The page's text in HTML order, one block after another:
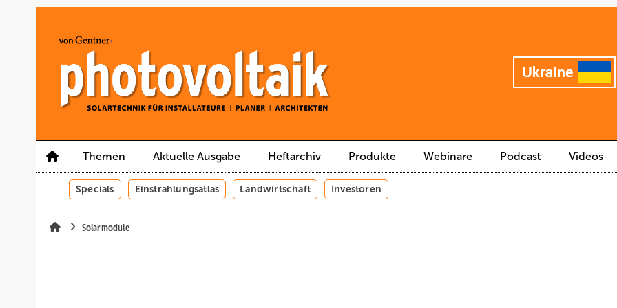
Themen Aktuelle Ausgabe Heftarchiv Produkte Webinare Podcast Videos
Specials Einstrahlungsatlas Landwirtschaft Investoren
Solarmodule